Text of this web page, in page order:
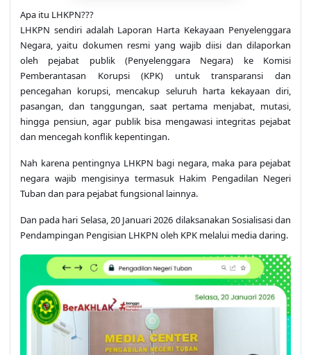
Apa itu LHKPN???
LHKPN sendiri adalah Laporan Harta Kekayaan Penyelenggara
Negara, yaitu dokumen resmi yang wajib diisi dan dilaporkan
oleh pejabat publik (Penyelenggara Negara) ke Komisi
Pemberantasan Korupsi (KPK) untuk transparansi dan
pencegahan korupsi, mencakup seluruh harta kekayaan diri,
pasangan, dan tanggungan, saat pertama menjabat, mutasi,
hingga pensiun, agar publik bisa mengawasi integritas pejabat
dan mencegah konflik kepentingan.
Nah karena pentingnya LHKPN bagi negara, maka para pejabat
negara wajib mengisinya termasuk Hakim Pengadilan Negeri
Tuban dan para pejabat fungsional lainnya.
Dan pada hari Selasa, 20 Januari 2026 dilaksanakan Sosialisasi dan
Pendampingan Pengisian LHKPN oleh KPK melalui media daring.